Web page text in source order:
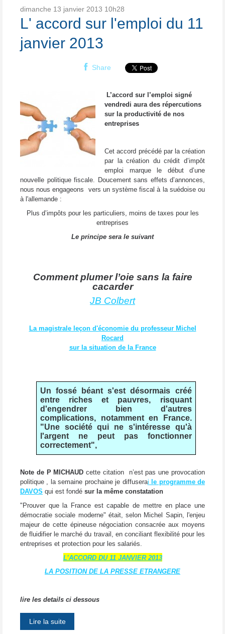
dimanche 13 janvier 2013 10h28
L' accord sur l'emploi du 11
janvier 2013
Share
L’accord sur l’emploi signé
vendredi aura des répercutions
sur la productivité de nos
entreprises
Cet accord précédé par la création
par la création du crédit d’impôt
emploi marque le début d’une
nouvelle politique fiscale. Doucement sans effets d’annonces,
nous nous engageons vers un système fiscal à la suédoise ou
à l'allemande :
Plus d’impôts pour les particuliers, moins de taxes pour les
entreprises
Le principe sera le suivant
Comment plumer l’oie sans la faire
cacarder
JB Colbert
La magistrale leçon d'économie du professeur Michel
Rocard
sur la situation de la France
Un fossé béant s'est désormais créé
entre riches et pauvres, risquant
d'engendrer bien d'autres
complications, notamment en France.
"Une société qui ne s'intéresse qu'à
l'argent ne peut pas fonctionner
correctement",
Note de P MICHAUD cette citation n’est pas une provocation
politique , la semaine prochaine je diffuserai le programme de
DAVOS qui est fondé sur la même constatation
"Prouver que la France est capable de mettre en place une
démocratie sociale moderne" était, selon Michel Sapin, l'enjeu
majeur de cette épineuse négociation consacrée aux moyens
de fluidifier le marché du travail, en conciliant flexibilité pour les
entreprises et protection pour les salariés.
L’ACCORD DU 11 JANVIER 2013
LA POSITION DE LA PRESSE ETRANGERE
lire les details ci dessous
Lire la suite